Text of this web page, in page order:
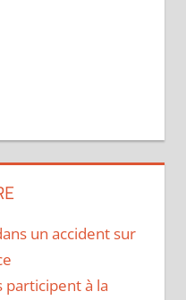
un accident sur
participent à la